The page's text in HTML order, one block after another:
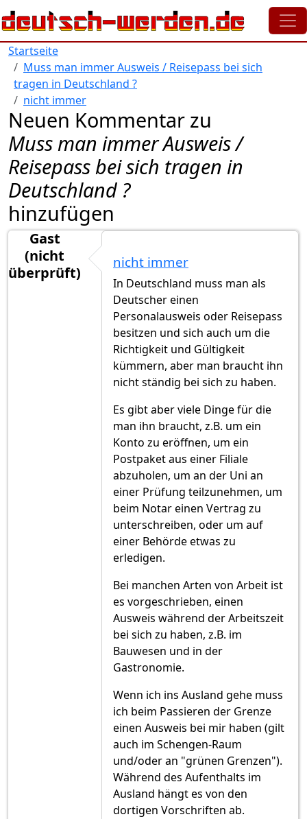
Direkt zum Inhalt
Startseite
Muss man immer Ausweis / Reisepass bei sich
tragen in Deutschland ?
nicht immer
Neuen Kommentar zu
Muss man immer Ausweis /
Reisepass bei sich tragen in
Deutschland ?
hinzufügen
Gast
(nicht
überprüft)
nicht immer
In Deutschland muss man als
Deutscher einen
Personalausweis oder Reisepass
besitzen und sich auch um die
Richtigkeit und Gültigkeit
kümmern, aber man braucht ihn
nicht ständig bei sich zu haben.
Es gibt aber viele Dinge für die
man ihn braucht, z.B. um ein
Konto zu eröffnen, um ein
Postpaket aus einer Filiale
abzuholen, um an der Uni an
einer Prüfung teilzunehmen, um
beim Notar einen Vertrag zu
unterschreiben, oder um auf
einer Behörde etwas zu
erledigen.
Bei manchen Arten von Arbeit ist
es vorgeschrieben, einen
Ausweis während der Arbeitszeit
bei sich zu haben, z.B. im
Bauwesen und in der
Gastronomie.
Wenn ich ins Ausland gehe muss
ich beim Passieren der Grenze
einen Ausweis bei mir haben (gilt
auch im Schengen-Raum
und/oder an "grünen Grenzen").
Während des Aufenthalts im
Ausland hängt es von den
dortigen Vorschriften ab.